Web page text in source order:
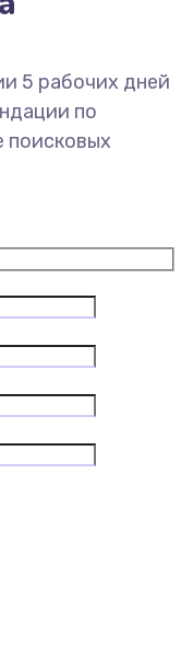
5 рабочих дней
по
поисковых